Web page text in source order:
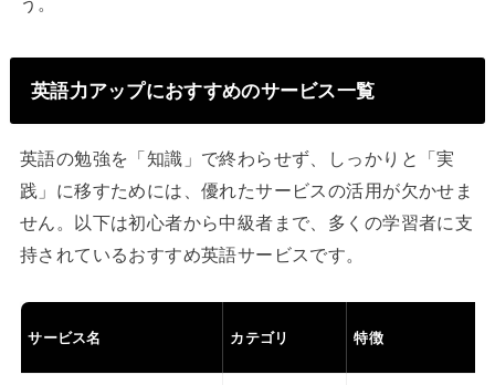
英語力アップにおすすめのサービス一覧
英語の勉強を「知識」で終わらせず、しっかりと「実
践」に移すためには、優れたサービスの活用が欠かせま
せん。以下は初心者から中級者まで、多くの学習者に支
持されているおすすめ英語サービスです。
サービス名 カテゴリ 特徴